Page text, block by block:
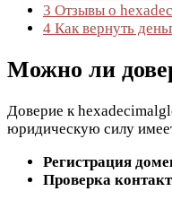
3 Отзывы о
4 Как вернуть
Можно ли
Доверие к
юридическую силу
Регистрация
Проверка